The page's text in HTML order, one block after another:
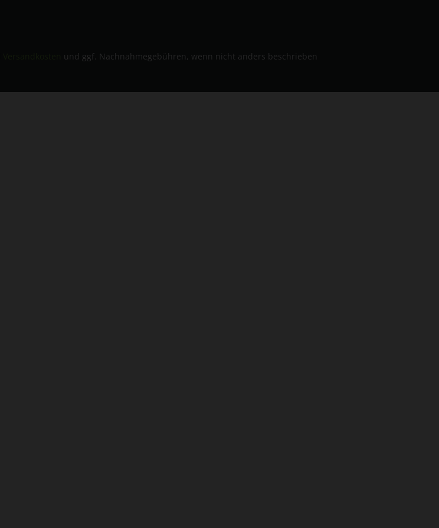
und ggf. Nachnahmegebühren, wenn nicht anders beschrieben